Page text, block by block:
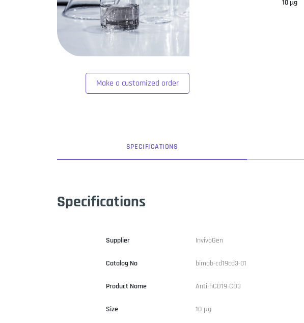
Make a customized order
10 µg
SPECIFICATIONS
Specifications
Supplier InvivoGen
Catalog No bimab-cd19cd3-01
Product Name Anti-hCD19-CD3
Size 10 µg